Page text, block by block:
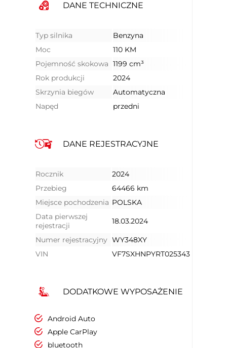
DANE TECHNICZNE
Typ silnika
Benzyna
Moc
110 KM
Pojemność skokowa 1199 cm³
Rok produkcji
2024
Skrzynia biegów
Automatyczna
Napęd
przedni
DANE REJESTRACYJNE
Rocznik
2024
Przebieg
64466 km
Miejsce pochodzenia POLSKA
Data pierwszej
rejestracji
18.03.2024
Numer rejestracyjny WY348XY
VIN
VF7SXHNPYRT025343
DODATKOWE WYPOSAŻENIE
Android Auto
Apple CarPlay
bluetooth